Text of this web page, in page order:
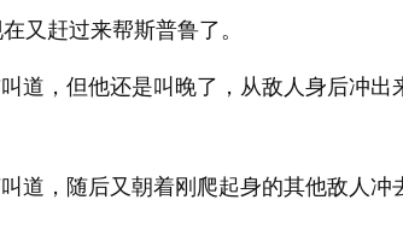
又赶过来帮斯普鲁了。
道，但他还是叫晚了，从敌人身后冲
道，随后又朝着刚爬起身的其他敌人冲